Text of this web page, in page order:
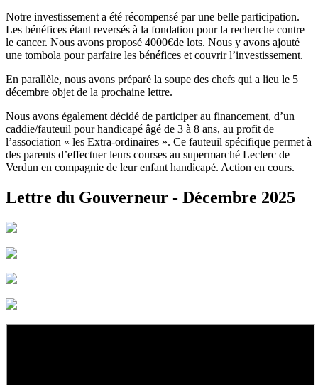
Notre investissement a été récompensé par une belle participation.
Les bénéfices étant reversés à la fondation pour la recherche contre
le cancer. Nous avons proposé 4000€de lots. Nous y avons ajouté
une tombola pour parfaire les bénéfices et couvrir l’investissement.
En parallèle, nous avons préparé la soupe des chefs qui a lieu le 5
décembre objet de la prochaine lettre.
Nous avons également décidé de participer au financement, d’un
caddie/fauteuil pour handicapé âgé de 3 à 8 ans, au profit de
l’association « les Extra-ordinaires ». Ce fauteuil spécifique permet à
des parents d’effectuer leurs courses au supermarché Leclerc de
Verdun en compagnie de leur enfant handicapé. Action en cours.
Lettre du Gouverneur - Décembre 2025